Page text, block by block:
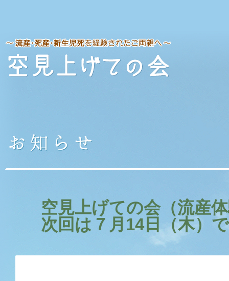
空見上げての会（流産
次回は７月14日（木）